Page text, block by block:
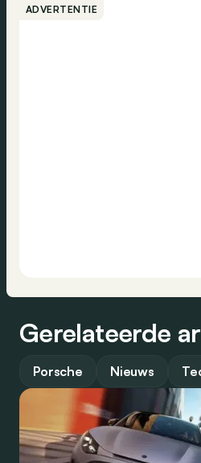
ADVERTENTIE
Gerelateerde
Porsche Nieuws